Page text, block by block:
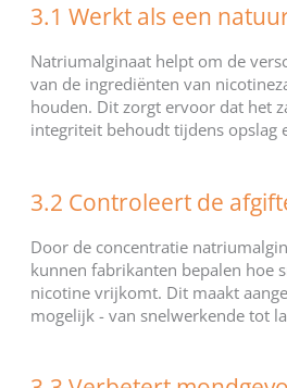
3.1 Werkt als een
Natriumalginaat helpt om de
van de ingrediënten van
houden. Dit zorgt ervoor dat het
integriteit behoudt tijdens opslag
3.2 Controleert de
Door de concentratie
kunnen fabrikanten bepalen hoe
nicotine vrijkomt. Dit maakt
mogelijk - van snelwerkende tot